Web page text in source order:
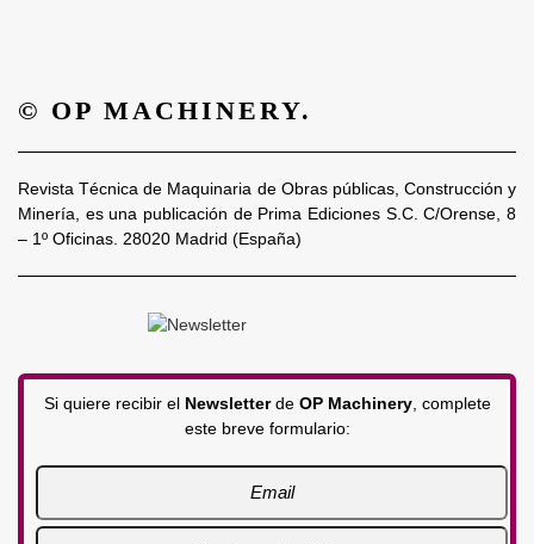
© OP MACHINERY.
Revista Técnica de Maquinaria de Obras públicas, Construcción y
Minería, es una publicación de Prima Ediciones S.C. C/Orense, 8
– 1º Oficinas. 28020 Madrid (España)
Si quiere recibir el Newsletterde OP Machinery, complete
este breve formulario: